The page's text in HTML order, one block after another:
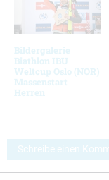
Bildergalerie
Biathlon IBU
Weltcup Oslo (NOR)
Massenstart
Herren
Schreibe einen